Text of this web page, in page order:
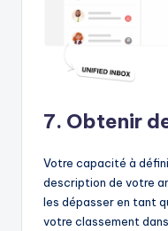
7. Obtenir
Votre capacité à
description de votre
les dépasser en tant
votre classement